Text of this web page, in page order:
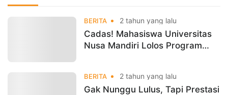
BERITA 2 tahun yang lalu
Cadas! Mahasiswa Universitas
Nusa Mandiri Lolos Program
BERITA 2 tahun yang lalu
Gak Nunggu Lulus, Tapi Prestasi